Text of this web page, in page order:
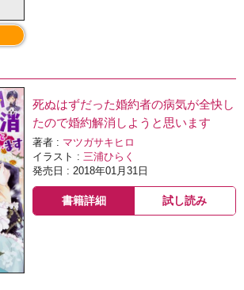
死ぬはずだった婚約者の病気が全快し
たので婚約解消しようと思います
著者 : マツガサキヒロ
イラスト : 三浦ひらく
発売日 : 2018年01月31日
書籍詳細 試し読み